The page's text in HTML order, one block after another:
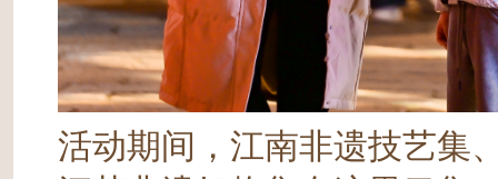
活动期间，江南非遗技艺集